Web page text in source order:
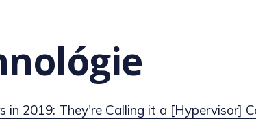
in 2019: They're Calling it a [Hypervisor]